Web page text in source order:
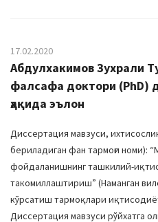
17.02.2020
Абдулхакимов Зухрали
фалсафа доктори (PhD)
ҳақида эълон
Диссертация мавзуси,
бериладиган фан тармоғи номи):
фойдаланишнинг ташкилий-
такомиллаштириш” (Наманган
кўрсатиш тармоқлари
Диссертация мавзуси рўйхатга